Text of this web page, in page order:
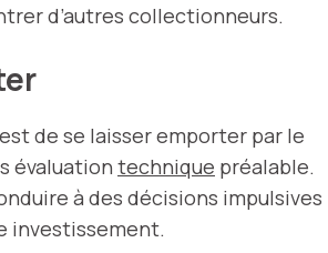
d’autres collectionneurs.
de se laisser emporter par le
évaluation technique préalable.
à des décisions impulsives
investissement.